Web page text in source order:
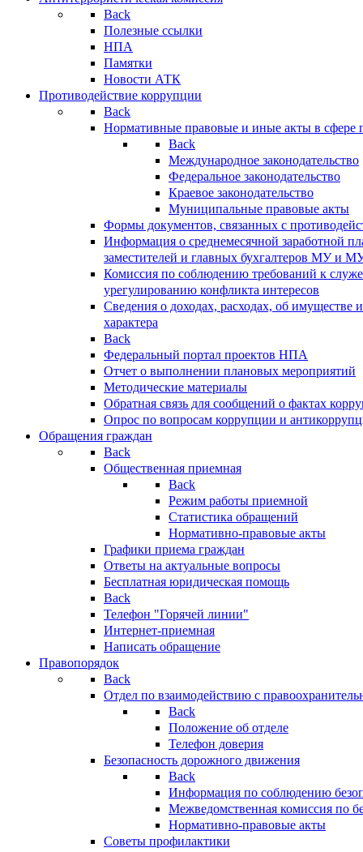
Back
Полезные ссылки
НПА
Памятки
Новости АТК
Противодействие коррупции
Back
Нормативные правовые и иные акты в сфере
Back
Международное законодательство
Федеральное законодательство
Краевое законодательство
Муниципальные правовые акты
Формы документов, связанных с
Информация о среднемесячной заработной
заместителей и главных бухгалтеров МУ и
Комиссия по соблюдению требований к
урегулированию конфликта интересов
Сведения о доходах, расходах, об имуществе
характера
Back
Федеральный портал проектов НПА
Отчет о выполнении плановых мероприятий
Методические материалы
Обратная связь для сообщений о фактах
Опрос по вопросам коррупции и
Обращения граждан
Back
Общественная приемная
Back
Режим работы приемной
Статистика обращений
Нормативно-правовые акты
Графики приема граждан
Ответы на актуальные вопросы
Бесплатная юридическая помощь
Back
Телефон "Горячей линии"
Интернет-приемная
Написать обращение
Правопорядок
Back
Отдел по взаимодействию с
Back
Положение об отделе
Телефон доверия
Безопасность дорожного движения
Back
Информация по соблюдению
Межведомственная комиссия по
Нормативно-правовые акты
Советы профилактики